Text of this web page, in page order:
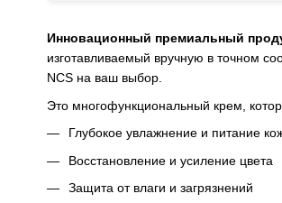
Инновационный премиальный
изготавливаемый вручную в точном
NCS на ваш выбор.
Это многофункциональный крем,
Глубокое увлажнение и питание
Восстановление и усиление цвета
Защита от влаги и загрязнений